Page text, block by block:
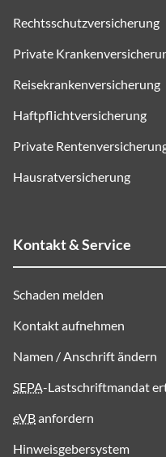
Rechtsschutzversicherung
Private
Reisekrankenversicherung
Haftpflichtversicherung
Private
Hausratversicherung
Kontakt & Service
Schaden melden
Kontakt aufnehmen
Namen / Anschrift ändern
SEPA-Lastschriftmandat
eVBanfordern
Hinweisgebersystem